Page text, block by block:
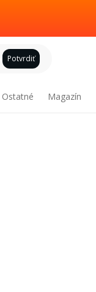
Potvrdiť
Ostatné Magazín